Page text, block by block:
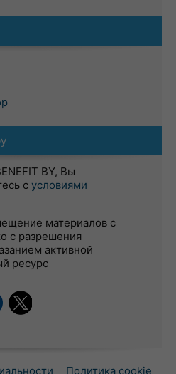
BY, Вы
с условиями
материалов с
с разрешения
активной
ресурс
Политика cookie